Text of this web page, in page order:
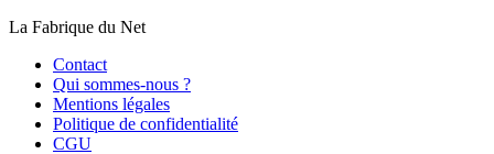
La Fabrique du Net
Contact
Qui sommes-nous ?
Mentions légales
Politique de confidentialité
CGU